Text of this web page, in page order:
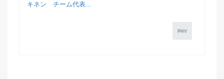
キネン チーム代表...
PHV